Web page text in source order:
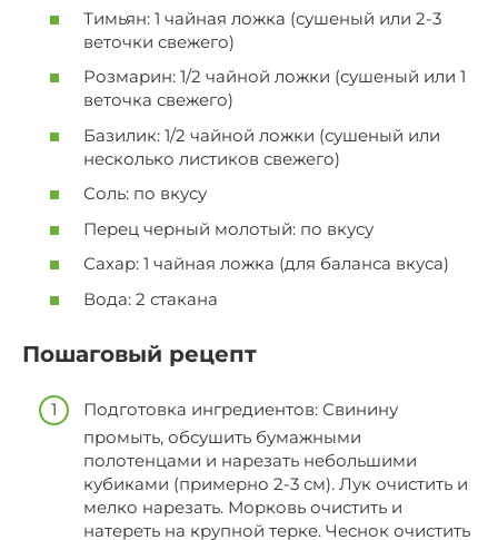
Тимьян: 1 чайная ложка (сушеный или 2-3
веточки свежего)
Розмарин: 1/2 чайной ложки (сушеный или 1
веточка свежего)
Базилик: 1/2 чайной ложки (сушеный или
несколько листиков свежего)
Соль: по вкусу
Перец черный молотый: по вкусу
Сахар: 1 чайная ложка (для баланса вкуса)
Вода: 2 стакана
Пошаговый рецепт
Подготовка ингредиентов: Свинину
промыть, обсушить бумажными
полотенцами и нарезать небольшими
кубиками (примерно 2-3 см). Лук очистить и
мелко нарезать. Морковь очистить и
натереть на крупной терке. Чеснок очистить